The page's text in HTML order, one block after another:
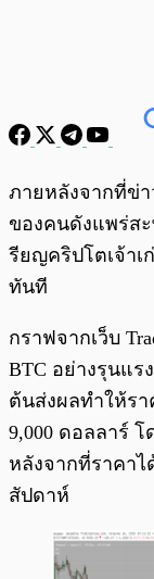
พร้อมเล่น
ภายหลังจากที่ข่
ของคนดังแพร่ส
รียญคริปโตเจ้าเ
ทันที
กราฟจากเว็บ
BTC อย่างรุนแร
ต้นส่งผลทำให้ร
9,000 ดอลลาร์
หลังจากที่ราคาไ
สัปดาห์